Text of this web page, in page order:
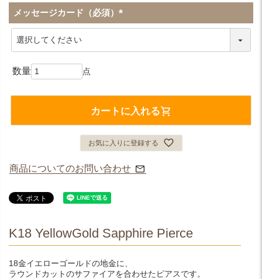
メッセージカード（必須）
(
カートに入れる
お気に入りに登録する
商品についてのお問い合わせ
K18 YellowGold Sapphire Pierce
18金イエローゴールドの地金に、
ラウンドカットのサファイアを合わせたピアスです。